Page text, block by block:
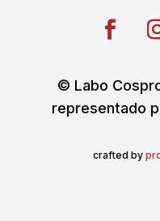
© Labo
representado
crafted by